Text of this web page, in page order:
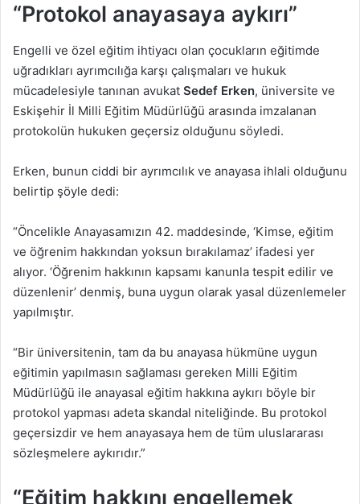
“Protokol anayasaya aykırı”
Engelli ve özel eğitim ihtiyacı olan çocukların eğitimde
uğradıkları ayrımcılığa karşı çalışmaları ve hukuk
mücadelesiyle tanınan avukat Sedef Erken, üniversite ve
Eskişehir İl Milli Eğitim Müdürlüğü arasında imzalanan
protokolün hukuken geçersiz olduğunu söyledi.
Erken, bunun ciddi bir ayrımcılık ve anayasa ihlali olduğunu
belirtip şöyle dedi:
“Öncelikle Anayasamızın 42. maddesinde, ‘Kimse, eğitim
ve öğrenim hakkından yoksun bırakılamaz’ ifadesi yer
alıyor. ‘Öğrenim hakkının kapsamı kanunla tespit edilir ve
düzenlenir’ denmiş, buna uygun olarak yasal düzenlemeler
yapılmıştır.
“Bir üniversitenin, tam da bu anayasa hükmüne uygun
eğitimin yapılmasın sağlaması gereken Milli Eğitim
Müdürlüğü ile anayasal eğitim hakkına aykırı böyle bir
protokol yapması adeta skandal niteliğinde. Bu protokol
geçersizdir ve hem anayasaya hem de tüm uluslararası
sözleşmelere aykırıdır.”
“Eğitim hakkını engellemek